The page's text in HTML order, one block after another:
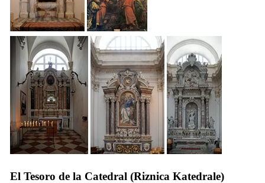
El Tesoro de la Catedral (Riznica Katedrale)